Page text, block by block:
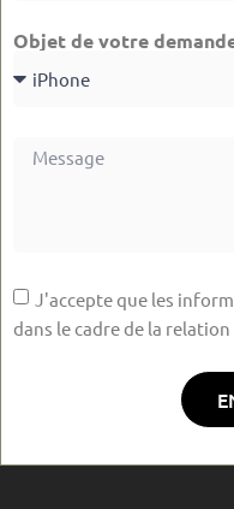
Objet de votre
J'accepte que les
dans le cadre de la